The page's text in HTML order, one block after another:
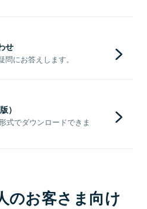
せ
にお答えします。
）
式でダウンロードできま
のお客さま向け